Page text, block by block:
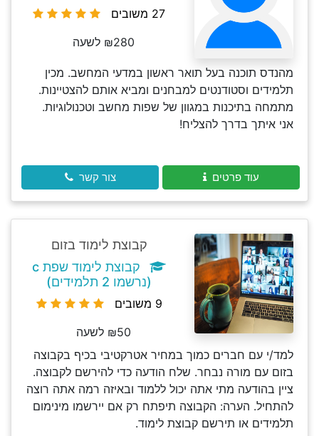
27 משובים
₪280 לשעה
מהנדס תוכנה בעל תואר ראשון במדעי המחשב. מכין
תלמידים וסטודנטים למבחנים ומביא אותם להצטיינות.
מתמחה בתיכנות במגוון של שפות מחשב וטכנולוגיות.
אני איתך בדרך להצליח!
עוד פרטים צור קשר
קבוצת לימוד בזום
קבוצת לימוד שפת c
(נרשמו 2 תלמידים)
9 משובים
₪50 לשעה
למד/י עם חברים כמוך במחיר אטרקטיבי בכיף בקבוצה
בזום עם מורה נבחר. שלח הודעה כדי להירשם לקבוצה.
ציין בהודעה מתי אתה יכול ללמוד ובאיזה רמה אתה רוצה
להתחיל. הערה: הקבוצה תיפתח רק אם יירשמו מינימום
תלמידים או תירשם קבוצת לימוד.